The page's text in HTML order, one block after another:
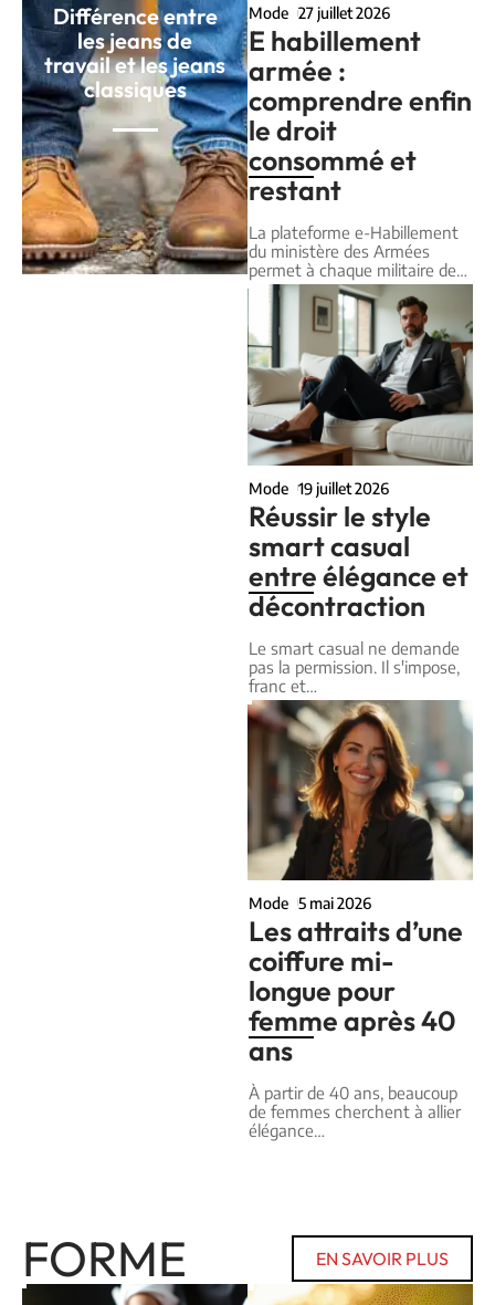
Différence entre
les jeans de
travail et les jeans
classiques
Mode 27 juillet 2026
E habillement
armée :
comprendre enfin
le droit
consommé et
restant
La plateforme e-Habillement
du ministère des Armées
permet à chaque militaire de…
Mode 19 juillet 2026
Réussir le style
smart casual
entre élégance et
décontraction
Le smart casual ne demande
pas la permission. Il s'impose,
franc et…
Mode 5 mai 2026
Les attraits d’une
coiffure mi-
longue pour
femme après 40
ans
À partir de 40 ans, beaucoup
de femmes cherchent à allier
élégance…
FORME EN SAVOIR PLUS